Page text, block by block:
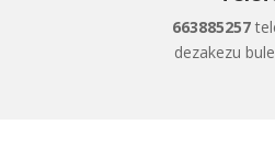
663885257
dezakezu